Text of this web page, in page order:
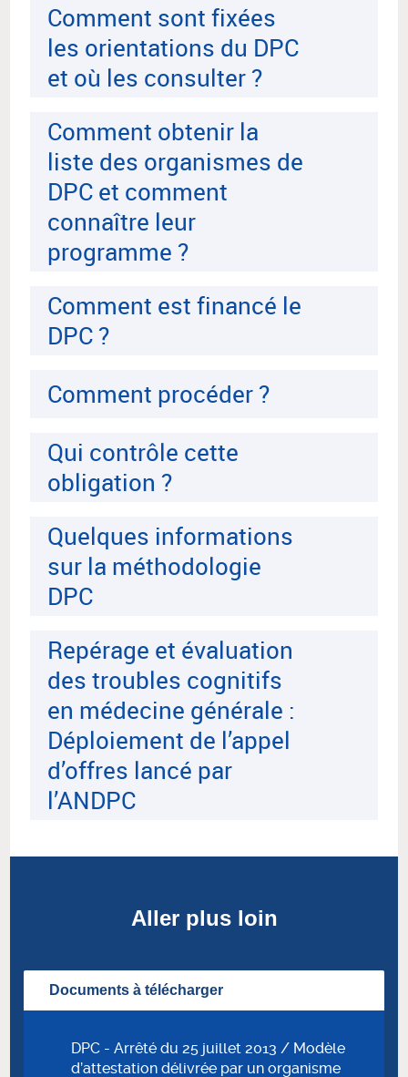
Comment sont fixées
les orientations du DPC
et où les consulter ?
Comment obtenir la
liste des organismes de
DPC et comment
connaître leur
programme ?
Comment est financé le
DPC ?
Comment procéder ?
Qui contrôle cette
obligation ?
Quelques informations
sur la méthodologie
DPC
Repérage et évaluation
des troubles cognitifs
en médecine générale :
Déploiement de l’appel
d’offres lancé par
l’ANDPC
Aller plus loin
Documents à télécharger
DPC - Arrêté du 25 juillet 2013 / Modèle
d’attestation délivrée par un organisme